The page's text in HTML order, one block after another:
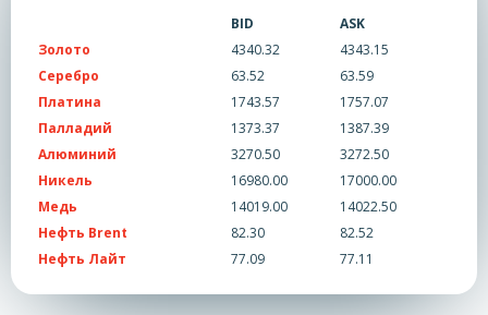
BID
ASK
Золото
4340.32
4343.15
Серебро
63.52
63.59
Платина
1743.57
1757.07
Палладий
1373.37
1387.39
Алюминий
3270.50
3272.50
Никель
16980.00
17000.00
Медь
14019.00
14022.50
Нефть Brent
82.30
82.52
Нефть Лайт
77.09 77.11